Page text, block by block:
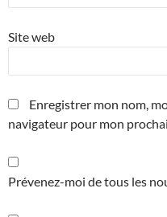
Site web
Enregistrer mon nom,
navigateur pour mon
Prévenez-moi de tous les